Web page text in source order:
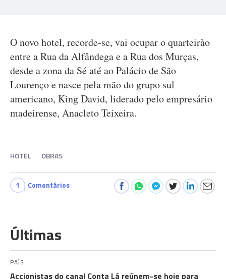
O novo hotel, recorde-se, vai ocupar o quarteirão
entre a Rua da Alfândega e a Rua dos Murças,
desde a zona da Sé até ao Palácio de São
Lourenço e nasce pela mão do grupo sul
americano, King David, liderado pelo empresário
madeirense, Anacleto Teixeira.
HOTEL OBRAS
1 Comentários
Últimas
PAÍS
Accionistas do canal Conta Lá reúnem-se hoje para